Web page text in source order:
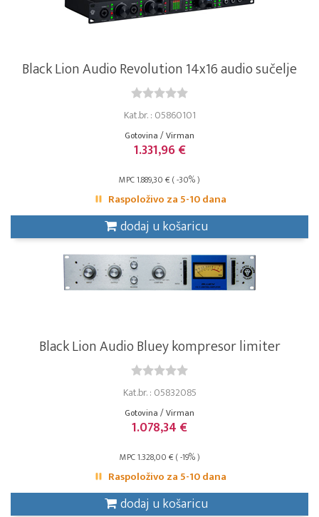
Black Lion Audio Revolution 14x16 audio sučelje
Kat.br. : 05860101
Gotovina / Virman
1.331,96 €
MPC 1.889,30 € ( -30% )
Raspoloživo za 5-10 dana
dodaj u košaricu
Black Lion Audio Bluey kompresor limiter
Kat.br. : 05832085
Gotovina / Virman
1.078,34 €
MPC 1.328,00 € ( -19% )
Raspoloživo za 5-10 dana
dodaj u košaricu